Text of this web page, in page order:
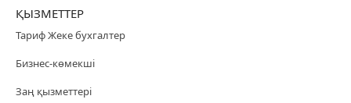
ҚЫЗМЕТТЕР
Тариф Жеке бухгалтер
Бизнес-көмекші
Заң қызметтері